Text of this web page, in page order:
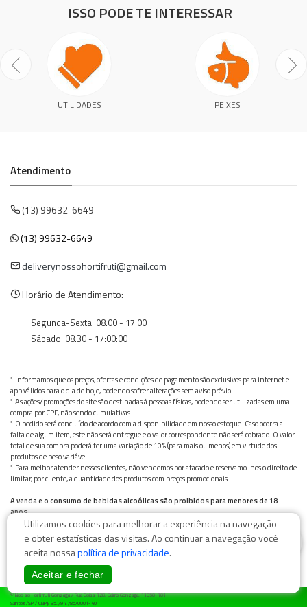
ISSO PODE TE INTERESSAR
UTILIDADES PEIXES
Atendimento
(13) 99632-6649
(13) 99632-6649
deliverynossohortifruti@gmail.com
Horário de Atendimento:
Segunda-Sexta: 08.00 - 17.00
Sábado: 08.30 - 17:00:00
* Informamos que os preços, ofertas e condições de pagamento são exclusivos para internet e
app válidos para o dia de hoje, podendo sofrer alterações sem aviso prévio.
* As ações/promoções do site são destinadas à pessoas físicas, podendo ser utilizadas em uma
compra por CPF, não sendo cumulativas.
* O pedido será concluído de acordo com a disponibilidade em nosso estoque. Caso ocorra a
falta de algum item, este não será entregue e o valor correspondente não será cobrado. O valor
total de sua compra poderá ter uma variação de 10% (para mais ou menos) em virtude dos
produtos de peso variável.
* Para melhor atender nossos clientes, não vendemos por atacado e reservamo-nos o direito de
limitar, por cliente, a quantidade dos produtos com preços promocionais.
A venda e o consumo de bebidas alcoólicas são proibidos para menores de 18
anos.
Bebida alcoólica pode causar dependência química e, em excesso, provoca graves males à saúde.
Beba com moderação
© Nosso Hortifruti Gonzaga / Rua Goiás 128, Bairro Gonzaga, 11050-101 -
Santos/SP / CNPJ: 35.794.786/0001-40
Utilizamos cookies para melhorar a experiência na navegação
e obter estatísticas das visitas. Ao continuar a navegação você
aceita nossapolítica de privacidade.
Aceitar e fechar